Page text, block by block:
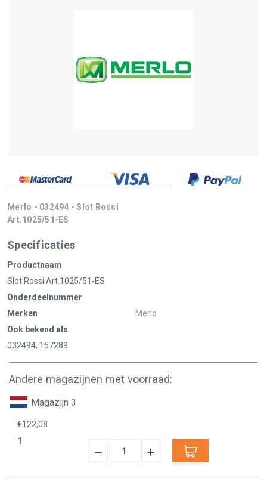
Merlo - 032494 - Slot Rossi
Art.1025/51-ES
Specificaties
Productnaam
Slot Rossi Art.1025/51-ES
Onderdeelnummer
Merken
Merlo
Ook bekend als
032494, 157289
Andere magazijnen met voorraad:
Magazijn 3
€122,08
1
Hoeveelheid
Verminderen:
Hoeveelheid
verhogen: